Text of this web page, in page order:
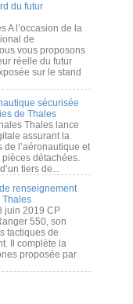
du futur
A l’occasion de la
de
vous proposons
réelle du futur
sur le stand
sécurisée
de Thales
Thales lance
assurant la
l’aéronautique et
détachées.
tiers de...
renseignement
Thales
juin 2019 CP
550, son
tactiques de
Il complète la
proposée par